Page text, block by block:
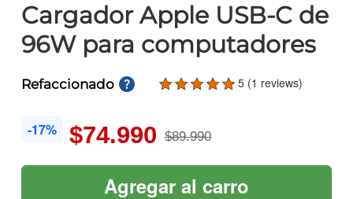
Cargador Apple USB-C de
96W para computadores
Refaccionado 5 (1 reviews)
-17% $74.990 $89.990
Agregar al carro